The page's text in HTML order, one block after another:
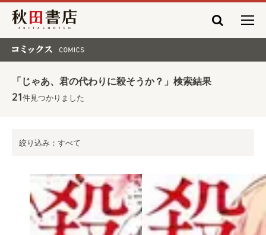
秋田書店
「じゃあ、君の代わりに殺そうか？」検索結果
21件見つかりました
絞り込み：すべて